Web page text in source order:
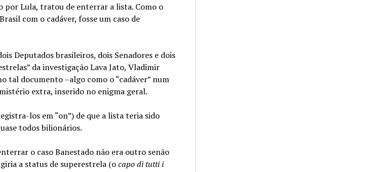
por Lula, tratou de enterrar a lista. Como o
com o cadáver, fosse um caso de
Deputados brasileiros, dois Senadores e dois
da investigação Lava Jato, Vladimir
tal documento –algo como o “cadáver” num
extra, inserido no enigma geral.
los em “on”) de que a lista teria sido
todos bilionários.
o caso Banestado não era outro senão
a status de superestrela (ocapo di tutti i